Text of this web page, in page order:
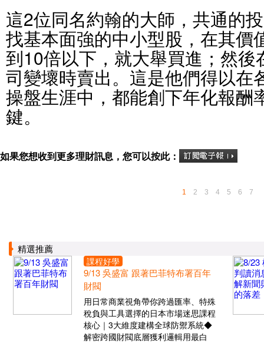
這2位同名約翰的大師，共通的
找基本面強的中小型股，在其價
到10倍以下，就大舉買進；然
司變壞時賣出。這是他們得以在
操盤生涯中，都能創下年化報酬
鍵。
如果您想收到更多理財訊息，您可以按此：
1 2 3 4 5 6 7
精選推薦
課程好學
9/13 吳盛富 跟著巴菲特布署百年
財閥
用日常商業視角帶你跨過匯率、特殊
稅負與工具選擇的日本市場迷思課程
核心｜3大維度建構全球防禦系統◆
解密跨國財閥底層獲利邏輯用最白